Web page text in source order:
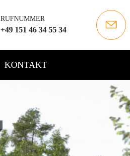
RUFNUMMER
+49 151 46 34 55 34
KONTAKT